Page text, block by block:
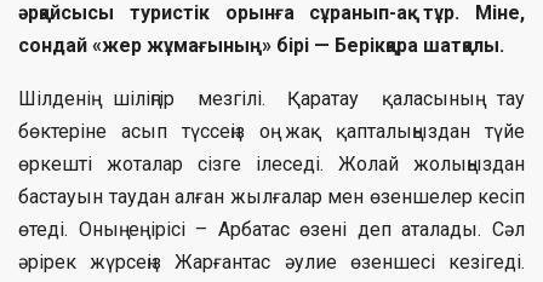
әрқайсысы туристік орынға сұранып-ақ тұр. Міне,
сондай «жер жұмағының» бірі — Берікқара шатқалы.
Шілденің шіліңгір мезгілі. Қаратау қаласының тау
бөктеріне асып түссеңіз оң жақ қапталыңыздан түйе
өркешті жоталар сізге ілеседі. Жолай жолыңыздан
бастауын таудан алған жылғалар мен өзеншелер кесіп
өтеді. Оның ең ірісі – Арбатас өзені деп аталады. Сәл
әрірек жүрсеңіз Жарғантас әулие өзеншесі кезігеді.